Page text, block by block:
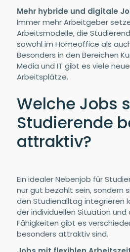
Mehr hybride und digitale
Immer mehr Arbeitgeber
Arbeitsmodelle, die
sowohl im Homeoffice als
Besonders in den Bereichen
Media und IT gibt es viele
Arbeitsplätze.
Welche Jobs
Studierende
attraktiv?
Ein idealer Nebenjob für
nur gut bezahlt sein, sondern
den Studienalltag integrieren
der individuellen Situation und
Fähigkeiten gibt es
besonders attraktiv sind.